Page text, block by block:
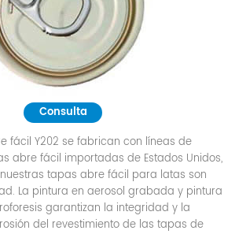
Consulta
fácil Y202 se fabrican con líneas de
abre fácil importadas de Estados Unidos,
tapas abre fácil para latas son
La pintura en aerosol grabada y pintura
garantizan la integridad y la
del revestimiento de las tapas de